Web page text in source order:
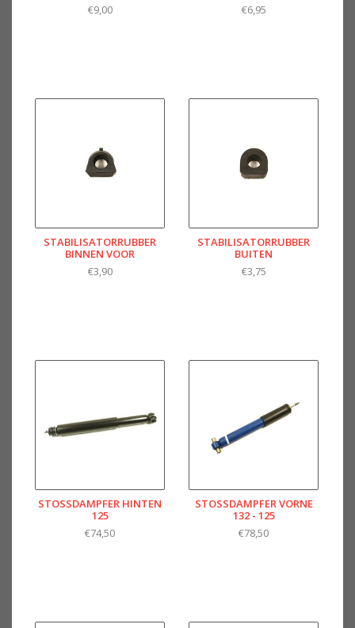
€9,00
€6,95
STABILISATORRUBBER
BINNEN VOOR
€3,90
STABILISATORRUBBER
BUITEN
€3,75
STOSSDAMPFER HINTEN 1
25
€74,50
STOSSDAMPFER VORNE 1
32 - 125
€78,50